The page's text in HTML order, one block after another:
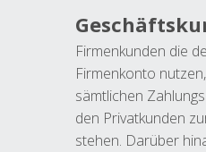
Firmenkunden die
Firmenkonto
sämtlichen
den Privatkunden
stehen. Darüber